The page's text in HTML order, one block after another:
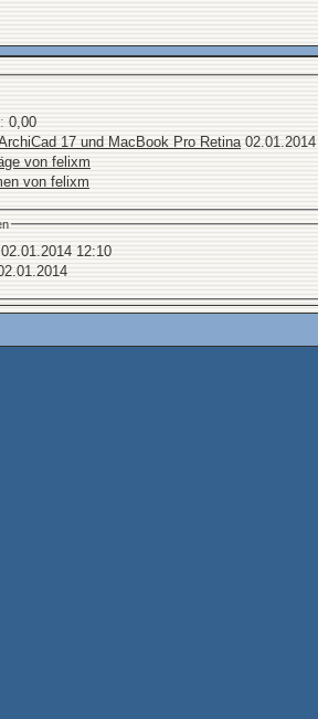
0,00
17 und MacBook Pro Retina
von felixm
von felixm
02.01.2014 12:10